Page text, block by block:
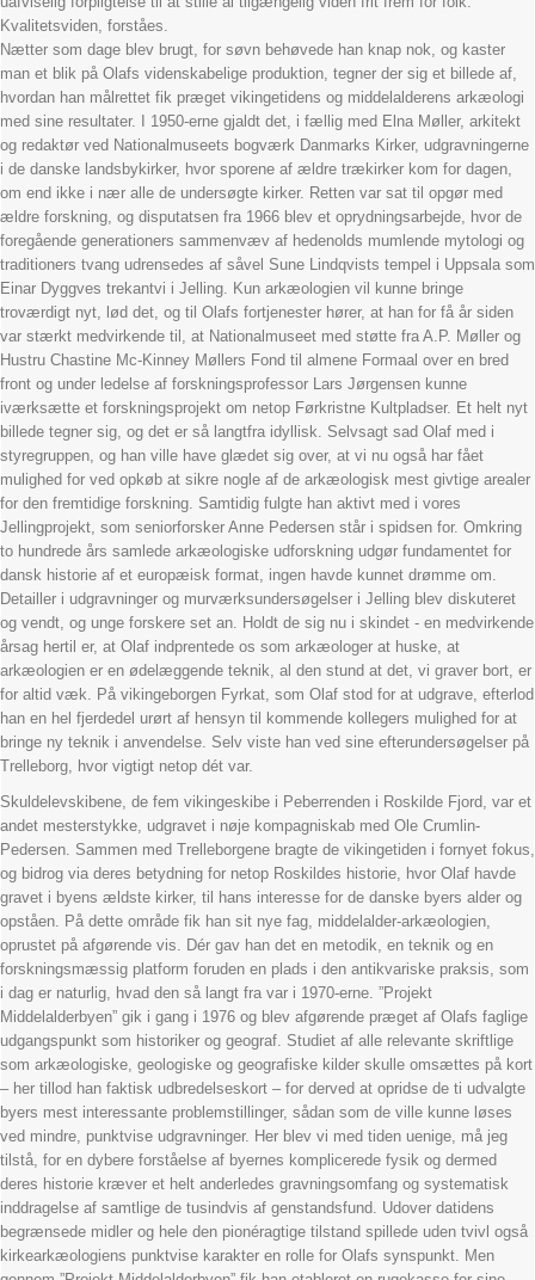
Kvalitetsviden, forståes.
Nætter som dage blev brugt, for søvn behøvede han knap nok, og kaster
man et blik på Olafs videnskabelige produktion, tegner der sig et billede af,
hvordan han målrettet fik præget vikingetidens og middelalderens arkæologi
med sine resultater. I 1950-erne gjaldt det, i fællig med Elna Møller, arkitekt
og redaktør ved Nationalmuseets bogværk Danmarks Kirker, udgravningerne
i de danske landsbykirker, hvor sporene af ældre trækirker kom for dagen,
om end ikke i nær alle de undersøgte kirker. Retten var sat til opgør med
ældre forskning, og disputatsen fra 1966 blev et oprydningsarbejde, hvor de
foregående generationers sammenvæv af hedenolds mumlende mytologi og
traditioners tvang udrensedes af såvel Sune Lindqvists tempel i Uppsala som
Einar Dyggves trekantvi i Jelling. Kun arkæologien vil kunne bringe
troværdigt nyt, lød det, og til Olafs fortjenester hører, at han for få år siden
var stærkt medvirkende til, at Nationalmuseet med støtte fra A.P. Møller og
Hustru Chastine Mc-Kinney Møllers Fond til almene Formaal over en bred
front og under ledelse af forskningsprofessor Lars Jørgensen kunne
iværksætte et forskningsprojekt om netop Førkristne Kultpladser. Et helt nyt
billede tegner sig, og det er så langtfra idyllisk. Selvsagt sad Olaf med i
styregruppen, og han ville have glædet sig over, at vi nu også har fået
mulighed for ved opkøb at sikre nogle af de arkæologisk mest givtige arealer
for den fremtidige forskning. Samtidig fulgte han aktivt med i vores
Jellingprojekt, som seniorforsker Anne Pedersen står i spidsen for. Omkring
to hundrede års samlede arkæologiske udforskning udgør fundamentet for
dansk historie af et europæisk format, ingen havde kunnet drømme om.
Detailler i udgravninger og murværksundersøgelser i Jelling blev diskuteret
og vendt, og unge forskere set an. Holdt de sig nu i skindet - en medvirkende
årsag hertil er, at Olaf indprentede os som arkæologer at huske, at
arkæologien er en ødelæggende teknik, al den stund at det, vi graver bort, er
for altid væk. På vikingeborgen Fyrkat, som Olaf stod for at udgrave, efterlod
han en hel fjerdedel urørt af hensyn til kommende kollegers mulighed for at
bringe ny teknik i anvendelse. Selv viste han ved sine efterundersøgelser på
Trelleborg, hvor vigtigt netop dét var.
Skuldelevskibene, de fem vikingeskibe i Peberrenden i Roskilde Fjord, var et
andet mesterstykke, udgravet i nøje kompagniskab med Ole Crumlin-
Pedersen. Sammen med Trelleborgene bragte de vikingetiden i fornyet fokus,
og bidrog via deres betydning for netop Roskildes historie, hvor Olaf havde
gravet i byens ældste kirker, til hans interesse for de danske byers alder og
opståen. På dette område fik han sit nye fag, middelalder-arkæologien,
oprustet på afgørende vis. Dér gav han det en metodik, en teknik og en
forskningsmæssig platform foruden en plads i den antikvariske praksis, som
i dag er naturlig, hvad den så langt fra var i 1970-erne. ”Projekt
Middelalderbyen” gik i gang i 1976 og blev afgørende præget af Olafs faglige
udgangspunkt som historiker og geograf. Studiet af alle relevante skriftlige
som arkæologiske, geologiske og geografiske kilder skulle omsættes på kort
– her tillod han faktisk udbredelseskort – for derved at opridse de ti udvalgte
byers mest interessante problemstillinger, sådan som de ville kunne løses
ved mindre, punktvise udgravninger. Her blev vi med tiden uenige, må jeg
tilstå, for en dybere forståelse af byernes komplicerede fysik og dermed
deres historie kræver et helt anderledes gravningsomfang og systematisk
inddragelse af samtlige de tusindvis af genstandsfund. Udover datidens
begrænsede midler og hele den pionéragtige tilstand spillede uden tvivl også
kirkearkæologiens punktvise karakter en rolle for Olafs synspunkt. Men